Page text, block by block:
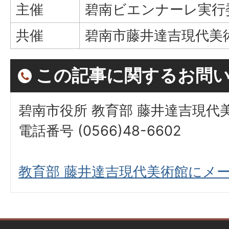
主催
碧南ビエンナーレ実行
共催
碧南市藤井達吉現代美
この記事に関するお問
碧南市役所 教育部 藤井達吉現代
電話番号 (0566)48-6602
教育部 藤井達吉現代美術館にメ